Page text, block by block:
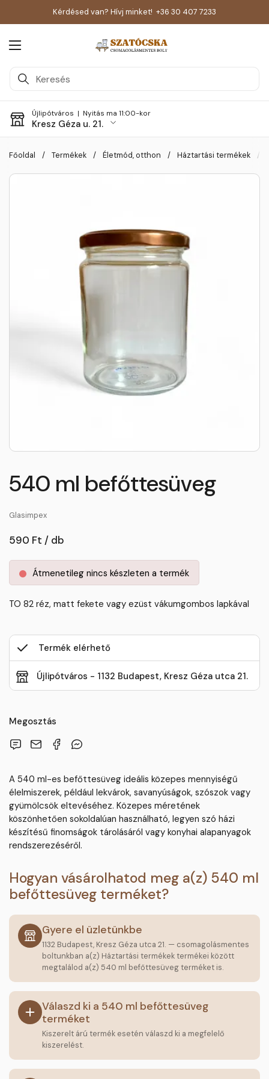
Kérdésed van? Hívj minket! +36 30 407 7233
Menü megnyitása
Újlipótváros | Nyitás ma 11:00-kor
Kresz Géza u. 21.
Főoldal / Termékek / Életmód, otthon / Háztartási termékek /
540 ml befőttesüveg
Glasimpex
590 Ft / db
Átmenetileg nincs készleten a termék
TO 82 réz, matt fekete vagy ezüst vákumgombos lapkával
Termék elérhető
Újlipótváros - 1132 Budapest, Kresz Géza utca 21.
Megosztás
A 540 ml-es befőttesüveg ideális közepes mennyiségű
élelmiszerek, például lekvárok, savanyúságok, szószok vagy
gyümölcsök eltevéséhez. Közepes méretének
köszönhetően sokoldalúan használható, legyen szó házi
készítésű finomságok tárolásáról vagy konyhai alapanyagok
rendszerezéséről.
Hogyan vásárolhatod meg a(z) 540 ml
befőttesüveg terméket?
Gyere el üzletünkbe
1132 Budapest, Kresz Géza utca 21. — csomagolásmentes
boltunkban a(z) Háztartási termékek termékei között
megtalálod a(z) 540 ml befőttesüveg terméket is.
Válaszd ki a 540 ml befőttesüveg
terméket
Kiszerelt árú termék esetén válaszd ki a megfelelő
kiszerelést.